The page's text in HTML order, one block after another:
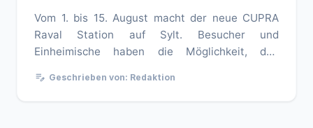
Vom 1. bis 15. August macht der neue CUPRA
Raval Station auf Sylt. Besucher und
Einheimische haben die Möglichkeit, den
edit_note Geschrieben von: Redaktion